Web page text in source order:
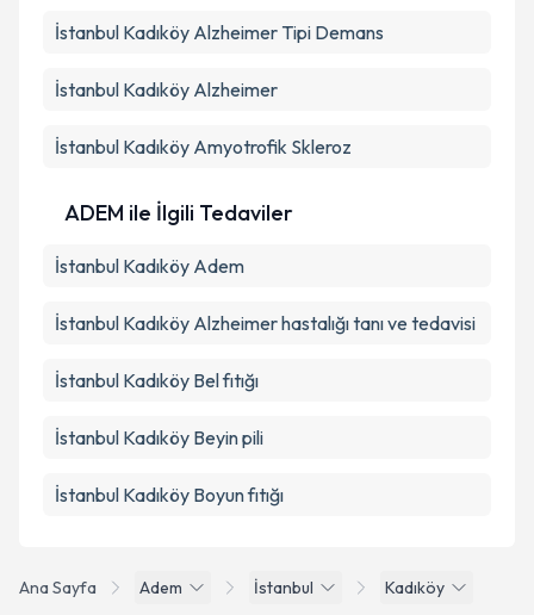
Ana Sayfa Adem İstanbul Kadıköy
İstanbul Kadıköy Alzheimer Tipi Demans
İstanbul Kadıköy Alzheimer
İstanbul Kadıköy Amyotrofik Skleroz
ADEM ile İlgili Tedaviler
İstanbul Kadıköy Adem
İstanbul Kadıköy Alzheimer hastalığı tanı ve tedavisi
İstanbul Kadıköy Bel fıtığı
İstanbul Kadıköy Beyin pili
İstanbul Kadıköy Boyun fıtığı